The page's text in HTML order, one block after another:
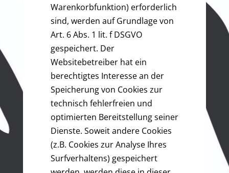
Warenkorbfunktion) erforderlich
sind, werden auf Grundlage von
Art. 6 Abs. 1 lit. f DSGVO
gespeichert. Der
Websitebetreiber hat ein
berechtigtes Interesse an der
Speicherung von Cookies zur
technisch fehlerfreien und
optimierten Bereitstellung seiner
Dienste. Soweit andere Cookies
(z.B. Cookies zur Analyse Ihres
Surfverhaltens) gespeichert